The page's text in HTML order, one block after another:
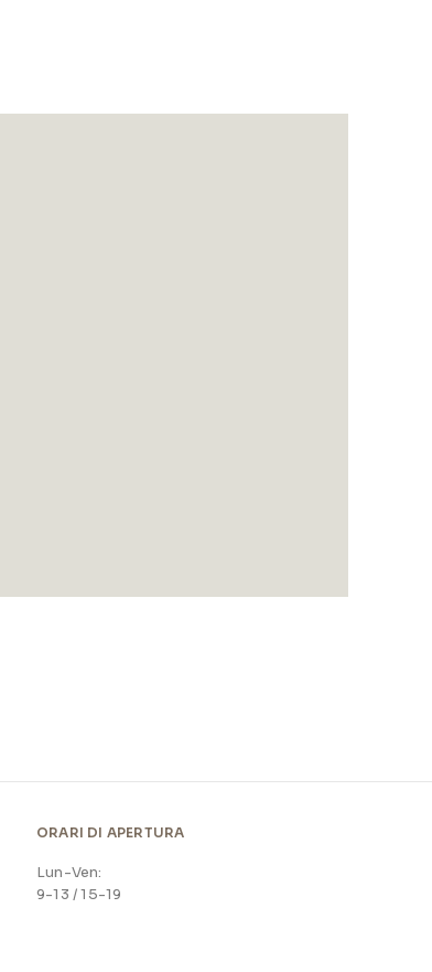
ORARI DI APERTURA
Lun-Ven:
9-13 / 15-19